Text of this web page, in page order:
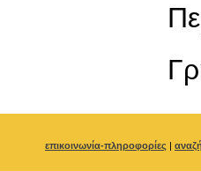
επικοινωνία-πληροφορίες |